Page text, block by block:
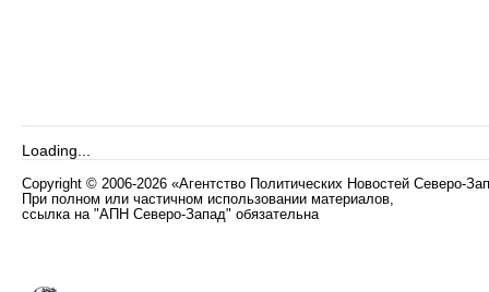
Loading...
Copyright © 2006-2026 «Агентство Политических Новостей Северо-
При полном или частичном использовании материалов,
ссылка на "АПН Северо-Запад" обязательна